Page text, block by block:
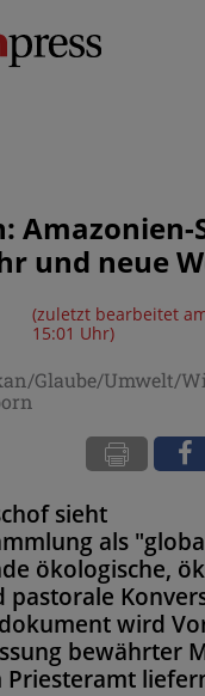
Amazonien-
und neue
(zuletzt bearbeitet
15:01 Uhr)
Glaube/Umwelt/
sieht
als
ökologische,
pastorale
wird
bewährter